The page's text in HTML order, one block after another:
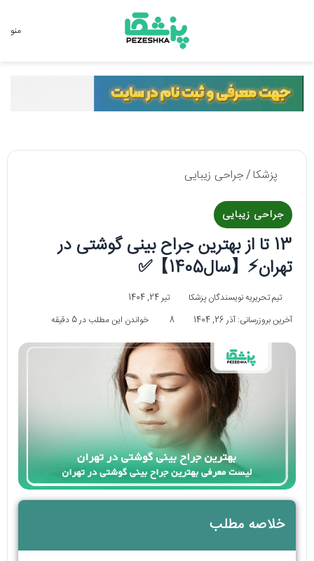
منو
پزشکا/جراحی زیبایی
جراحی زیبایی
13 تا از بهترین جراح بینی گوشتی در
تهران⚡️【سال1405】✅
تیم تحریریه نویسندگان پزشکا
تیر 24, 1404
آخرین بروزرسانی: آذر 26, 1404
8 خواندن این مطلب در 5 دقیقه
خلاصه مطلب